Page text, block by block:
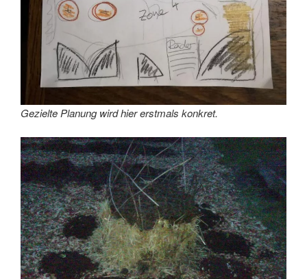
Gezielte Planung wird hier erstmals konkret.